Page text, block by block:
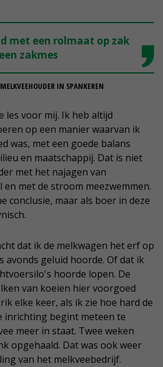
met een rolmaat op zak
zakmes
IN SPANKEREN
les voor mij. Ik heb altijd
op een manier waarvan ik
was, met een goede balans
en maatschappij. Dat is niet
met het najagen van
met de stroom meezwemmen.
conclusie, maar als boer in deze
dat ik de melkwagen het erf op
avonds geluid hoorde. Of dat ik
hoorde lopen. De
van koeien hier voorgoed
elke keer, als ik zie hoe hard de
inrichting begint meteen te
meer in staat. Twee weken
opgehaald. Dat was ook weer
van het melkveebedrijf.